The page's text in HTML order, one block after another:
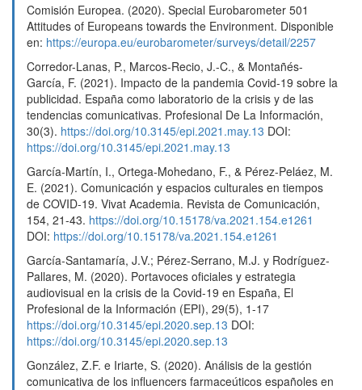
Comisión Europea. (2020). Special Eurobarometer 501
Attitudes of Europeans towards the Environment. Disponible
en: https://europa.eu/eurobarometer/surveys/detail/2257
Corredor-Lanas, P., Marcos-Recio, J.-C., & Montañés-
García, F. (2021). Impacto de la pandemia Covid-19 sobre la
publicidad. España como laboratorio de la crisis y de las
tendencias comunicativas. Profesional De La Información,
30(3). https://doi.org/10.3145/epi.2021.may.13 DOI:
https://doi.org/10.3145/epi.2021.may.13
García-Martín, I., Ortega-Mohedano, F., & Pérez-Peláez, M.
E. (2021). Comunicación y espacios culturales en tiempos
de COVID-19. Vivat Academia. Revista de Comunicación,
154, 21-43. https://doi.org/10.15178/va.2021.154.e1261
DOI: https://doi.org/10.15178/va.2021.154.e1261
García-Santamaría, J.V.; Pérez-Serrano, M.J. y Rodríguez-
Pallares, M. (2020). Portavoces oficiales y estrategia
audiovisual en la crisis de la Covid-19 en España, El
Profesional de la Información (EPI), 29(5), 1-17
https://doi.org/10.3145/epi.2020.sep.13 DOI:
https://doi.org/10.3145/epi.2020.sep.13
González, Z.F. e Iriarte, S. (2020). Análisis de la gestión
comunicativa de los influencers farmaceúticos españoles en